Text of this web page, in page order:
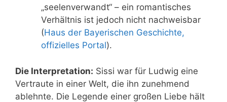
„seelenverwandt“ – ein romantisches
Verhältnis ist jedoch nicht nachweisbar
(Haus der Bayerischen Geschichte,
offizielles Portal).
Die Interpretation: Sissi war für Ludwig eine
Vertraute in einer Welt, die ihn zunehmend
ablehnte. Die Legende einer großen Liebe hält